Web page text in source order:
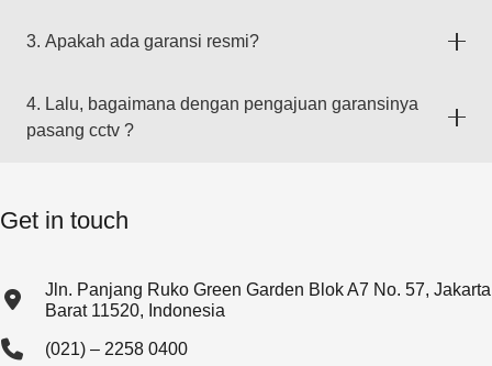
3. Apakah ada garansi resmi?
4. Lalu, bagaimana dengan pengajuan garansinya
pasang cctv ?
Get in touch
Jln. Panjang Ruko Green Garden Blok A7 No. 57, Jakarta
Barat 11520, Indonesia
(021) – 2258 0400